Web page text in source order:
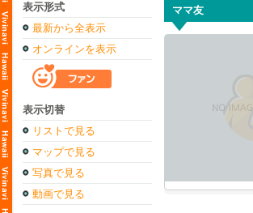
表示形式
最新から全表示
オンラインを表示
表示切替
リストで見る
マップで見る
写真で見る
動画で見る
ママ友